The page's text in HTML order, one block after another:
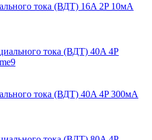
тока (ВДТ) 16A 2P 10мА
тока (ВДТ) 40A 4P 300мА